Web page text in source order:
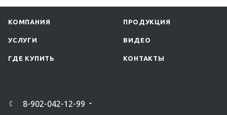
КОМПАНИЯ ПРОДУКЦИЯ
УСЛУГИ ВИДЕО
ГДЕ КУПИТЬ КОНТАКТЫ
8-902-042-12-99